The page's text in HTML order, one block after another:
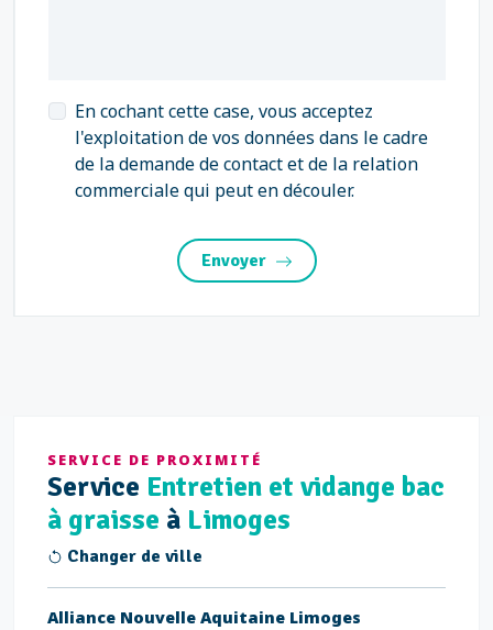
En cochant cette case, vous acceptez
l'exploitation de vos données dans le cadre
de la demande de contact et de la relation
commerciale qui peut en découler.
Envoyer
SERVICE DE PROXIMITÉ
Service Entretien et vidange bac
à graisse à Limoges
Changer de ville
Alliance Nouvelle Aquitaine Limoges